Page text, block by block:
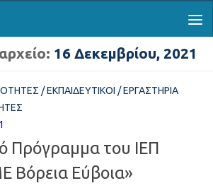
16 Δεκεμβρίου, 2021
/ΕΚΠΑΙΔΕΥΤΙΚΟΊ /ΕΡΓΑΣΤΉΡΙΑ
Πρόγραμμα του ΙΕΠ
Βόρεια Εύβοια»